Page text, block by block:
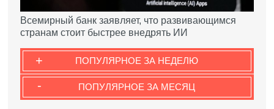
Всемирный банк заявляет, что развивающимся
странам стоит быстрее внедрять ИИ
ПОПУЛЯРНОЕ ЗА НЕДЕЛЮ
+
ПОПУЛЯРНОЕ ЗА МЕСЯЦ
-